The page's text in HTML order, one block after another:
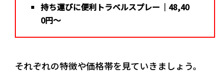
持ち運びに便利トラベルスプレー｜48,40
0円〜
それぞれの特徴や価格帯を見ていきましょう。